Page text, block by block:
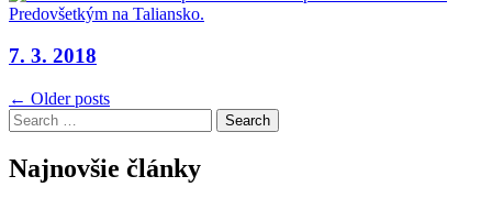
7. 3. 2018
Navigácia
v
článkoch
← Older posts
Search
for:
Najnovšie články